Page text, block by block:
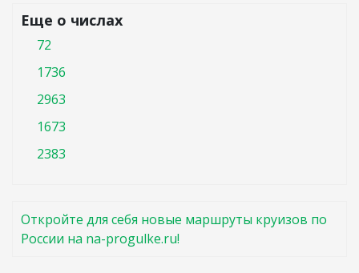
Еще о числах
72
1736
2963
1673
2383
Откройте для себя новые маршруты круизов по
России на na-progulke.ru!